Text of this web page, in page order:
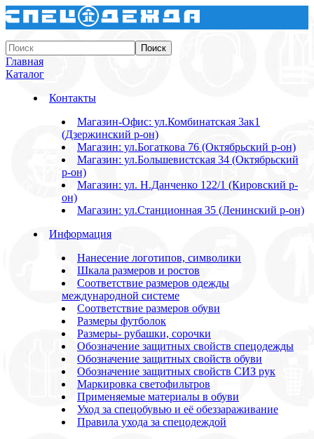
Главная
Каталог
Контакты
Магазин-Офис: ул.Комбинатская 3ак1
(Дзержинский р-он)
Магазин: ул.Богаткова 76 (Октябрьский р-он)
Магазин: ул.Большевистская 34 (Октябрьский
р-он)
Магазин: ул. Н.Данченко 122/1 (Кировский р-
он)
Магазин: ул.Станционная 35 (Ленинский р-он)
Информация
Нанесение логотипов, символики
Шкала размеров и ростов
Соответствие размеров одежды
международной системе
Соответствие размеров обуви
Размеры футболок
Размеры- рубашки, сорочки
Обозначение защитных свойств спецодежды
Обозначение защитных свойств обуви
Обозначение защитных свойств СИЗ рук
Маркировка светофильтров
Применяемые материалы в обуви
Уход за спецобувью и её обеззараживание
Правила ухода за спецодеждой